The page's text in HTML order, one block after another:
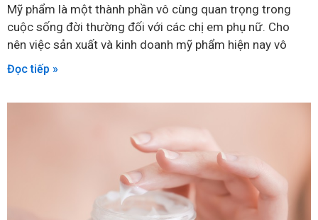
Mỹ phẩm là một thành phần vô cùng quan trọng trong
cuộc sống đời thường đối với các chị em phụ nữ. Cho
nên việc sản xuất và kinh doanh mỹ phẩm hiện nay vô
Đọc tiếp »